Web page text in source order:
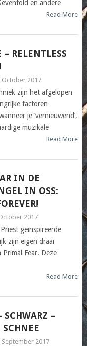
en andere
Read More
– RELENTLESS
October 2017
zijn het afgelopen
factoren
je ‘vernieuwend’,
muzikale
Read More
IN DE
IN OSS:
2017
geïnspireerde
zijn eigen draai
Fear. Deze
Read More
SCHWARZ –
September 2017